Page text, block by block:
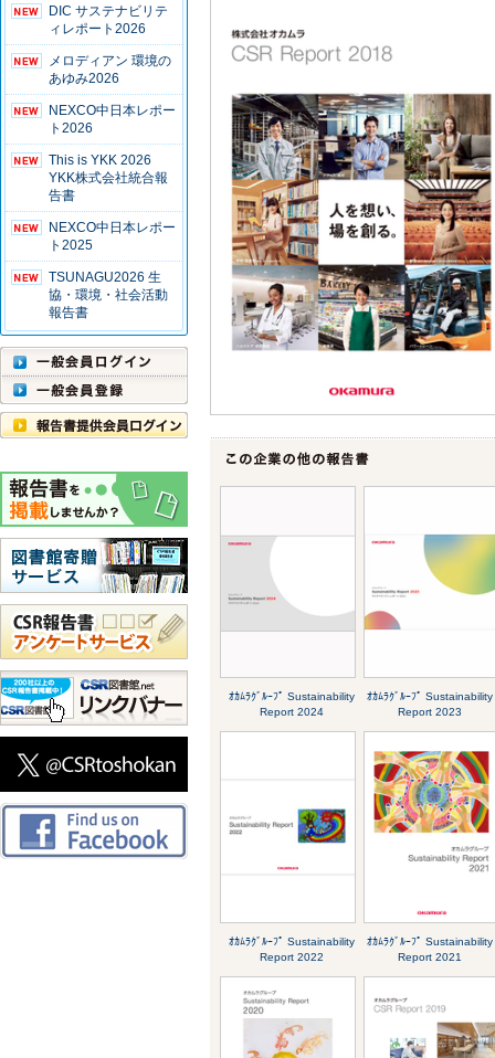
DIC サステナビリテ
ィレポート2026
メロディアン 環境の
あゆみ2026
NEXCO中日本レポー
ト2026
This is YKK 2026
YKK株式会社統合報
告書
NEXCO中日本レポー
ト2025
TSUNAGU2026 生
協・環境・社会活動
報告書
ｵｶﾑﾗｸﾞﾙｰﾌﾟ Sustainability
Report 2024
ｵｶﾑﾗｸﾞﾙｰﾌﾟ Sustainability
Report 2023
ｵｶﾑﾗｸﾞﾙｰﾌﾟ Sustainability
Report 2022
ｵｶﾑﾗｸﾞﾙｰﾌﾟ Sustainability
Report 2021